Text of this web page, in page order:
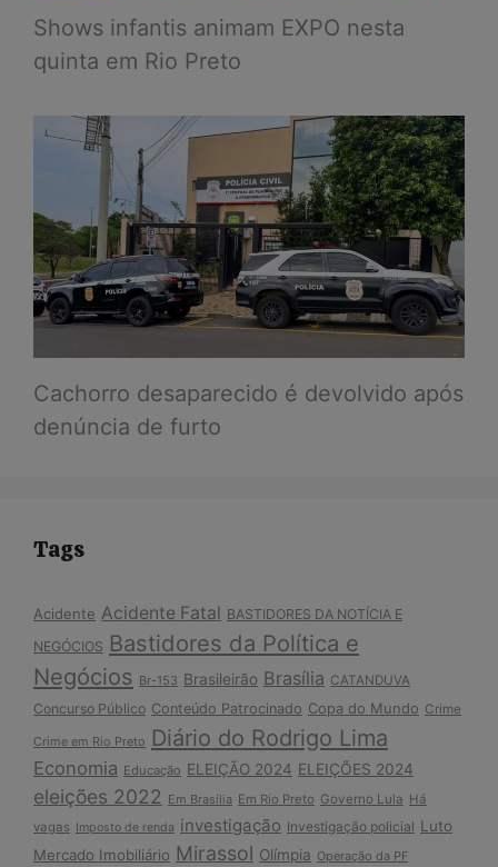
Shows infantis animam EXPO nesta
quinta em Rio Preto
Cachorro desaparecido é devolvido após
denúncia de furto
Tags
Acidente Acidente Fatal BASTIDORES DA NOTÍCIA E
NEGÓCIOS Bastidores da Política e
Negócios Br-153 Brasileirão Brasília CATANDUVA
Concurso Público Conteúdo Patrocinado Copa do Mundo Crime
Crime em Rio Preto Diário do Rodrigo Lima
Economia Educação ELEIÇÃO 2024 ELEIÇÕES 2024
eleições 2022 Em Brasília Em Rio Preto Governo Lula Há
vagas Imposto de renda investigação Investigação policial Luto
Mercado Imobiliário Mirassol Olímpia Operação da PF